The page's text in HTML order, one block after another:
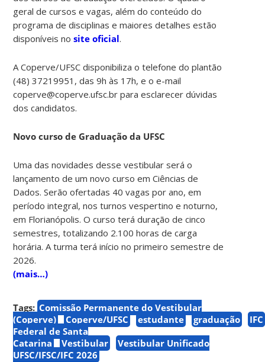
geral de cursos e vagas, além do conteúdo do
programa de disciplinas e maiores detalhes estão
disponíveis nosite oficial.
A Coperve/UFSC disponibiliza o telefone do plantão
(48) 37219951, das 9h às 17h, e o e-mail
coperve@coperve.ufsc.br para esclarecer dúvidas
dos candidatos.
Novo curso de Graduação da UFSC
Uma das novidades desse vestibular será o
lançamento de um novo curso em Ciências de
Dados. Serão ofertadas 40 vagas por ano, em
período integral, nos turnos vespertino e noturno,
em Florianópolis. O curso terá duração de cinco
semestres, totalizando 2.100 horas de carga
horária.A turma terá início no primeiro semestre de
2026.
(mais…)
Tags: Comissão Permanente do Vestibular
(Coperve)
Coperve/UFSC estudante graduação
IFC
Federal de Santa
Catarina
Vestibular
Vestibular Unificado
UFSC/IFSC/IFC 2026